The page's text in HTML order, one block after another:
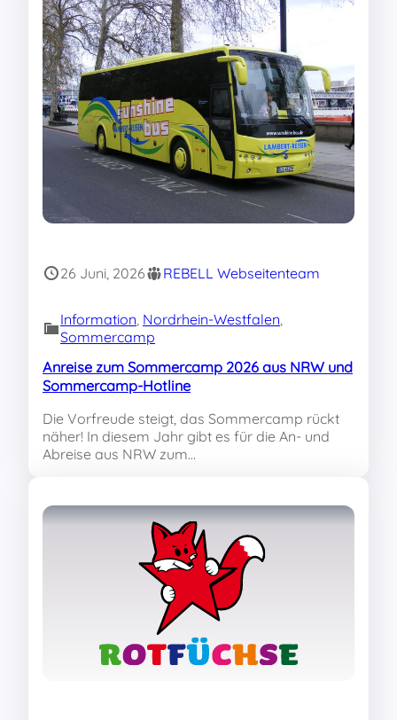
26 Juni, 2026 REBELL Webseitenteam
Information, Nordrhein-Westfalen
Sommercamp
Anreise zum Sommercamp 2026 aus NRW und
Sommercamp-Hotline
Die Vorfreude steigt, das Sommercamp rückt
näher! In diesem Jahr gibt es für die An- und
Abreise aus NRW zum…